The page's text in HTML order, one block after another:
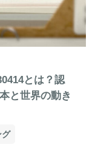
とは？認
と世界の動き
グ